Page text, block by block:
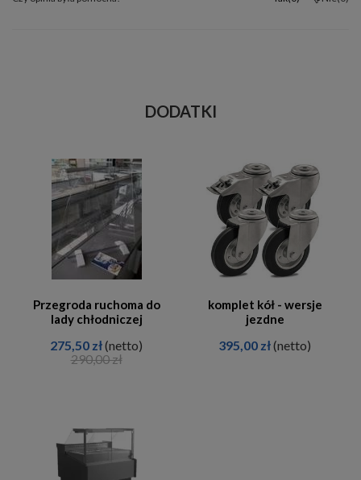
DODATKI
Przegroda ruchoma do
lady chłodniczej
275,50 zł(netto)
290,00 zł
komplet kół - wersje
jezdne
395,00 zł(netto)